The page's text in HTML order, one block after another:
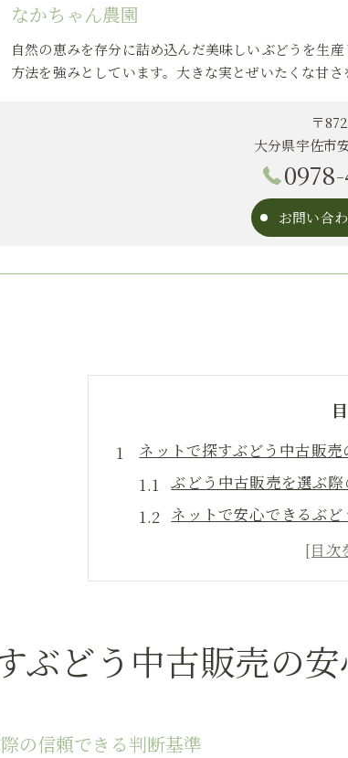
なかちゃん農園
自然の恵みを存分に詰め込んだ美味しいぶどうを生
方法を強みとしています。大きな実とぜいたくな甘さ
〒
大分県宇佐市
お問い合
ネットで探すぶどう中古販売
ぶどう中古販売を選ぶ
ネットで安心できるぶ
ぶどう中古品を安全に
オークションで失敗し
ヤフオク果物でぶどう
輸入ぶどうの安全性を見極
ぶどう中古販売で気を付
ぶどう中古販売の
の信頼できる判断基準